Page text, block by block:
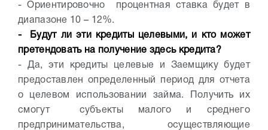
- Ориентировочно процентная ставка будет в
диапазоне 10 – 12%.
- Будут ли эти кредиты целевыми, и кто может
претендовать на получение здесь кредита?
- Да, эти кредиты целевые и Заемщику будет
предоставлен определенный период для отчета
о целевом использовании займа. Получить их
смогут субъекты малого и среднего
предпринимательства, осуществляющие